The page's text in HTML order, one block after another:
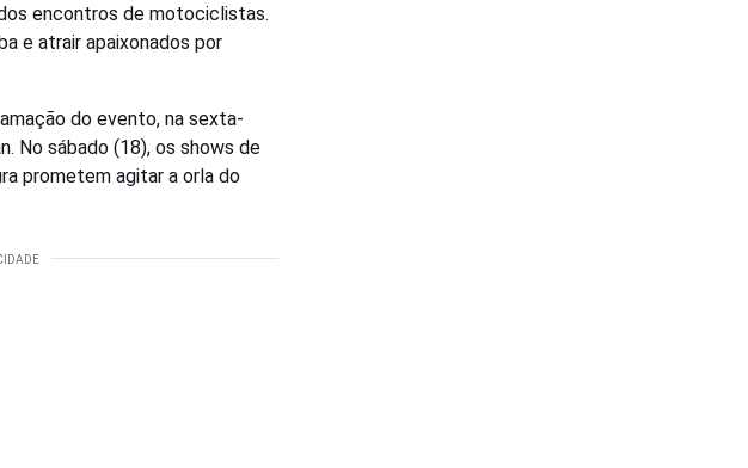
encontros de motociclistas.
e atrair apaixonados por
do evento, na sexta-
No sábado (18), os shows de
prometem agitar a orla do